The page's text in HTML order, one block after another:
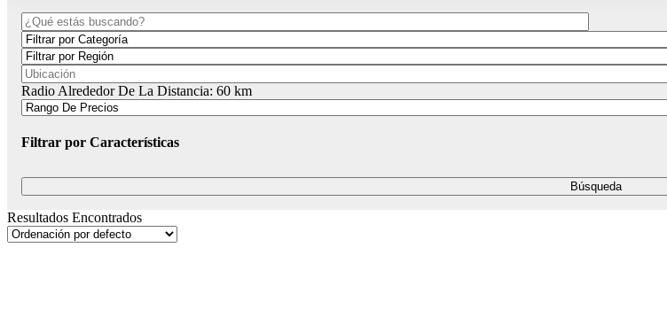
Radio Alrededor De La Distancia: 60 km
Filtrar por Características
Resultados Encontrados